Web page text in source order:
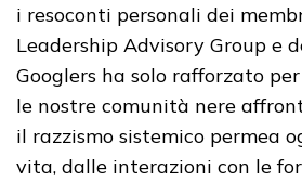
i resoconti personali dei
Leadership Advisory Group e
Googlers ha solo rafforzato
le nostre comunità nere
il razzismo sistemico permea
vita, dalle interazioni con le